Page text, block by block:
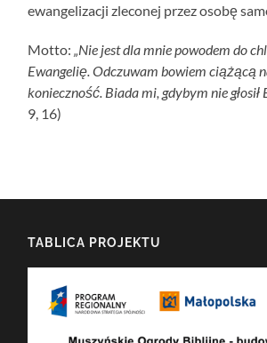
ewangelizacji zleconej przez osobę
Motto: „Nie jest dla mnie powodem do
Ewangelię. Odczuwam bowiem ciążącą
konieczność. Biada mi, gdybym nie głosił
9, 16)
TABLICA PROJEKTU